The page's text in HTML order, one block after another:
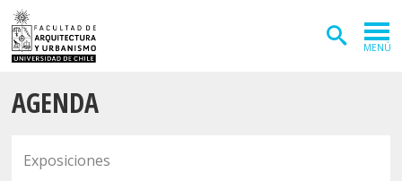
MENÚ
AGENDA
Exposiciones